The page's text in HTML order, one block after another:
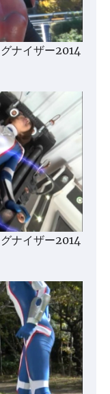
ナイザー2014
ナイザー2014